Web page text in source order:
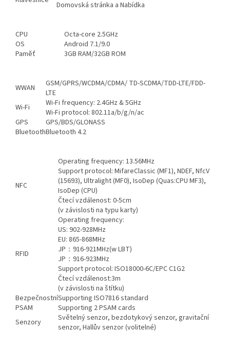
Domovská stránka a Nabídka
CPU
Octa-core 2.5GHz
OS
Android 7.1/9.0
Paměť
3GB RAM/32GB ROM
WWAN
GSM/GPRS/WCDMA/CDMA/ TD-SCDMA/TDD-LTE/FDD-
LTE
Wi-Fi
Wi-Fi frequency: 2.4GHz & 5GHz
Wi-Fi protocol: 802.11a/b/g/n/ac
GPS
GPS/BDS/GLONASS
BluetoothBluetooth 4.2
NFC
Operating frequency: 13.56MHz
Support protocol: MifareClassic (MF1), NDEF, NfcV
(15693), Ultralight (MF0), IsoDep (Quas:CPU MF3),
IsoDep (CPU)
Čtecí vzdálenost: 0-5cm
(v závislosti na typu karty)
RFID
Operating frequency:
US: 902-928MHz
EU: 865-868MHz
JP：916-921MHz(w LBT)
JP：916-923MHz
Support protocol: ISO18000-6C/EPC C1G2
Čtecí vzdálenost:3m
(v závislosti na štítku)
Bezpečnostní
PSAM
Supporting ISO7816 standard
Supporting 2 PSAM cards
Senzory
Světelný senzor, bezdotykový senzor, gravitační
senzor, Hallův senzor (volitelné)